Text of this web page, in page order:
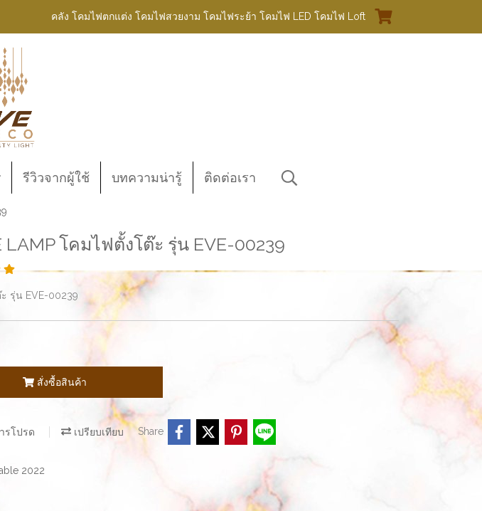
คลัง โคมไฟตกแต่ง โคมไฟสวยงาม โคมไฟระย้า โคมไฟ LED โคมไฟ Loft
รีวิวจากผู้ใช้ บทความน่ารู้ ติดต่อเรา
LAMP โคมไฟตั้งโต๊ะ รุ่น EVE-00239
รุ่น EVE-00239
สั่งซื้อสินค้า
รโปรด เปรียบเทียบ Share
2022